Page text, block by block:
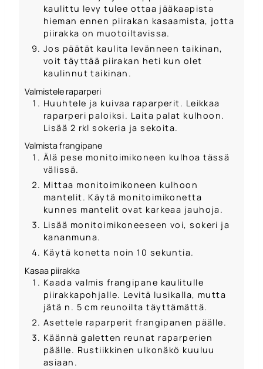
kaulittu levy tulee ottaa jääkaapista
hieman ennen piirakan kasaamista, jotta
piirakka on muotoiltavissa.
Jos päätät kaulita levänneen taikinan,
voit täyttää piirakan heti kun olet
kaulinnut taikinan.
Valmistele raparperi
Huuhtele ja kuivaa raparperit. Leikkaa
raparperi paloiksi. Laita palat kulhoon.
Lisää 2 rkl sokeria ja sekoita.
Valmista frangipane
Älä pese monitoimikoneen kulhoa tässä
välissä.
Mittaa monitoimikoneen kulhoon
mantelit. Käytä monitoimikonetta
kunnes mantelit ovat karkeaa jauhoja.
Lisää monitoimikoneeseen voi, sokeri ja
kananmuna.
Käytä konetta noin 10 sekuntia.
Kasaa piirakka
Kaada valmis frangipane kaulitulle
piirakkapohjalle. Levitä lusikalla, mutta
jätä n. 5 cm reunoilta täyttämättä.
Asettele raparperit frangipanen päälle.
Käännä galetten reunat raparperien
päälle. Rustiikkinen ulkonäkö kuuluu
asiaan.